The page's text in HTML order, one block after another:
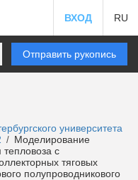
ВХОД RU
Отправить рукопись
университета
/ Моделирование
с
тяговых
полупроводникового